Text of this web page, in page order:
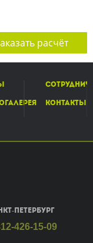
расчёт
Контакты
Петербург
426-15-09